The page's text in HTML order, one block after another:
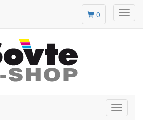
0
Toggle